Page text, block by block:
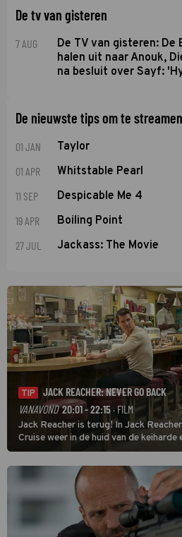
De tv van gisteren
7 AUG
De TV van gisteren:
halen uit naar Anouk,
na besluit over Sayf:
De nieuwste tips om te streamen
01 JAN Taylor
01 APR Whitstable Pearl
11 SEP Despicable Me 4
19 APR Boiling Point
27 JUL Jackass: The Movie
TIP
JACK REACHER: NEVER GO BACK
VANAVOND 20:01 - 22:15· FILM
Jack Reacher is terug! In Jack
Cruise weer in de huid van de